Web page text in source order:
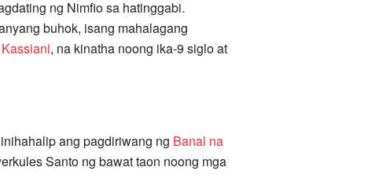
ng Nimfio sa hatinggabi.
buhok, isang mahalagang
, na kinatha noong ika-9 siglo at
ang pagdiriwang ng Banal na
Santo ng bawat taon noong mga